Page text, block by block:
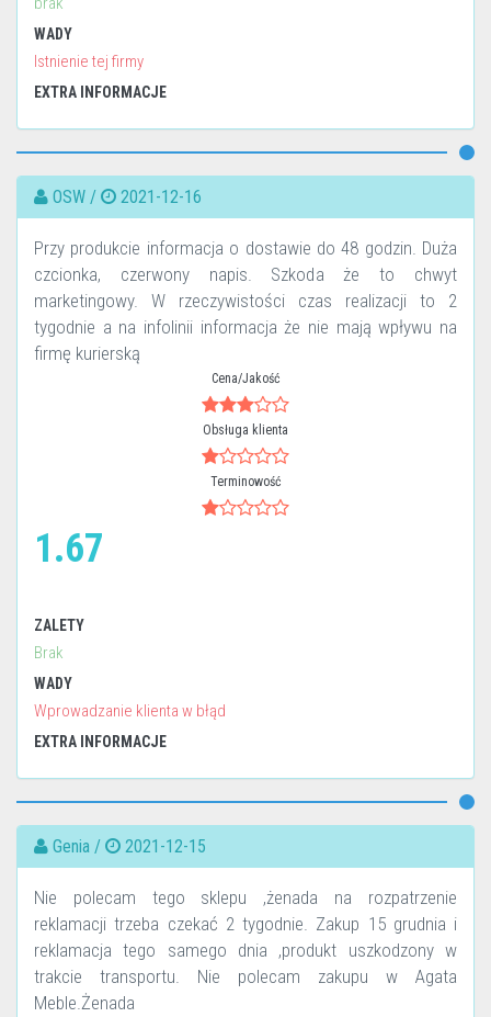
WADY
Istnienie tej firmy
EXTRA INFORMACJE
OSW / 2021-12-16
Przy produkcie informacja o dostawie do 48 godzin. Duża
czcionka, czerwony napis. Szkoda że to chwyt
marketingowy. W rzeczywistości czas realizacji to 2
tygodnie a na infolinii informacja że nie mają wpływu na
firmę kurierską
Cena/Jakość
Obsługa klienta
Terminowość
1.67
ZALETY
Brak
WADY
Wprowadzanie klienta w błąd
EXTRA INFORMACJE
Genia / 2021-12-15
Nie polecam tego sklepu ,żenada na rozpatrzenie
reklamacji trzeba czekać 2 tygodnie. Zakup 15 grudnia i
reklamacja tego samego dnia ,produkt uszkodzony w
trakcie transportu. Nie polecam zakupu w Agata
Meble.Żenada